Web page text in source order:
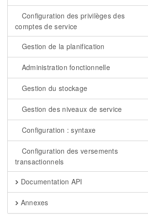
Configuration des privilèges des
comptes de service
Gestion de la planification
Administration fonctionnelle
Gestion du stockage
Gestion des niveaux de service
Configuration : syntaxe
Configuration des versements
transactionnels
Documentation API
Annexes